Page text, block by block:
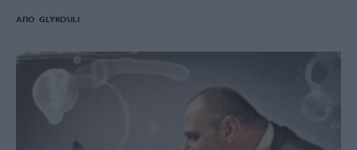
ΑΠΌ GLYKOULI